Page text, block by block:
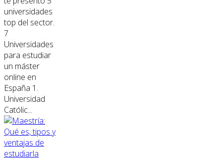
universidades
top del sector.
7
Universidades
para estudiar
un máster
online en
España 1.
Universidad
Católic...